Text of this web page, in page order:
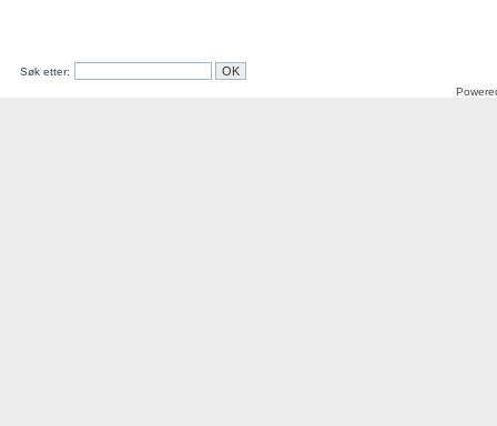
Søk etter: